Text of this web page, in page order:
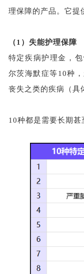
理保障的产品。它提
（1） 失能护理保障
特定疾病护理金，
尔茨海默症等10种
丧失之类的疾病（具
10种都是需要长期甚